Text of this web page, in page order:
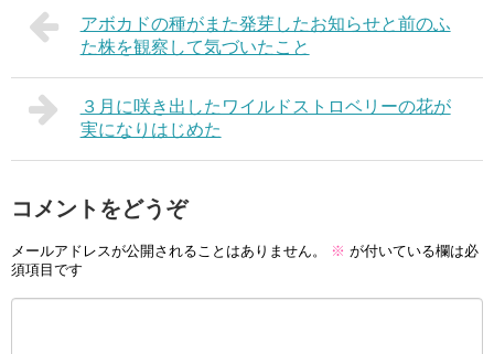
アボカドの種がまた発芽したお知らせと前のふ
た株を観察して気づいたこと
３月に咲き出したワイルドストロベリーの花が
実になりはじめた
コメントをどうぞ
メールアドレスが公開されることはありません。 ※ が付いている欄は必
須項目です